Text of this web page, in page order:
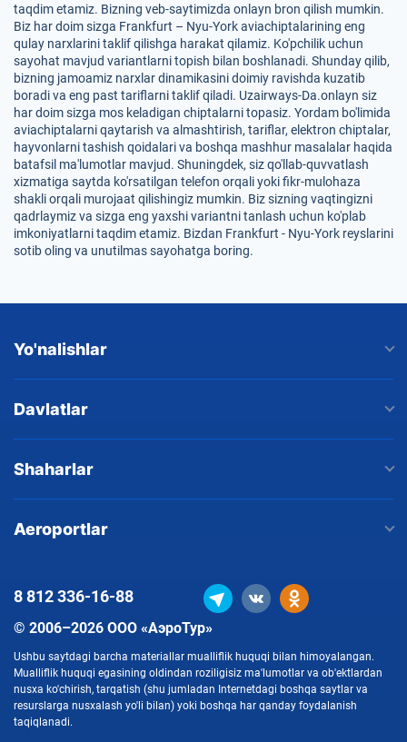
taqdim etamiz. Bizning veb-saytimizda onlayn bron qilish mumkin.
Biz har doim sizga Frankfurt – Nyu-York aviachiptalarining eng
qulay narxlarini taklif qilishga harakat qilamiz. Ko'pchilik uchun
sayohat mavjud variantlarni topish bilan boshlanadi. Shunday qilib,
bizning jamoamiz narxlar dinamikasini doimiy ravishda kuzatib
boradi va eng past tariflarni taklif qiladi. Uzairways-Da.onlayn siz
har doim sizga mos keladigan chiptalarni topasiz. Yordam bo'limida
aviachiptalarni qaytarish va almashtirish, tariflar, elektron chiptalar,
hayvonlarni tashish qoidalari va boshqa mashhur masalalar haqida
batafsil ma'lumotlar mavjud. Shuningdek, siz qo'llab-quvvatlash
xizmatiga saytda ko'rsatilgan telefon orqali yoki fikr-mulohaza
shakli orqali murojaat qilishingiz mumkin. Biz sizning vaqtingizni
qadrlaymiz va sizga eng yaxshi variantni tanlash uchun ko'plab
imkoniyatlarni taqdim etamiz. Bizdan Frankfurt - Nyu-York reyslarini
sotib oling va unutilmas sayohatga boring.
Yo'nalishlar
Davlatlar
Shaharlar
Aeroportlar
© 2006–2026 ООО «АэроТур»
Ushbu saytdagi barcha materiallar mualliflik huquqi bilan himoyalangan.
Mualliflik huquqi egasining oldindan roziligisiz ma'lumotlar va ob'ektlardan
nusxa ko'chirish, tarqatish (shu jumladan Internetdagi boshqa saytlar va
resurslarga nusxalash yo'li bilan) yoki boshqa har qanday foydalanish
taqiqlanadi.
8 812336-16-88